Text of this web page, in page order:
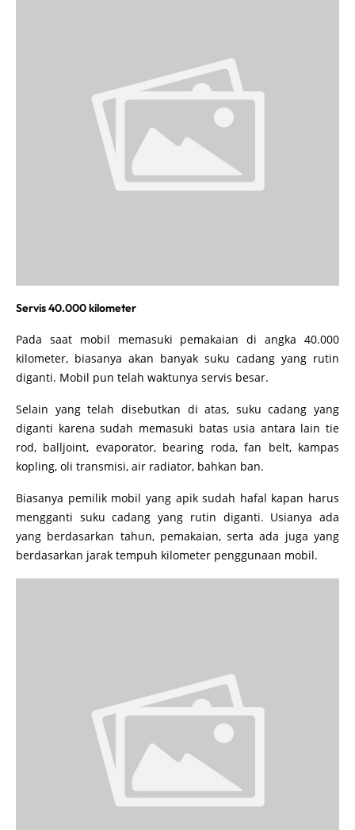
Servis 40.000 kilometer
Pada saat mobil memasuki pemakaian di angka 40.000
kilometer, biasanya akan banyak suku cadang yang rutin
diganti. Mobil pun telah waktunya servis besar.
Selain yang telah disebutkan di atas, suku cadang yang
diganti karena sudah memasuki batas usia antara lain tie
rod, balljoint, evaporator, bearing roda, fan belt, kampas
kopling, oli transmisi, air radiator, bahkan ban.
Biasanya pemilik mobil yang apik sudah hafal kapan harus
mengganti suku cadang yang rutin diganti. Usianya ada
yang berdasarkan tahun, pemakaian, serta ada juga yang
berdasarkan jarak tempuh kilometer penggunaan mobil.